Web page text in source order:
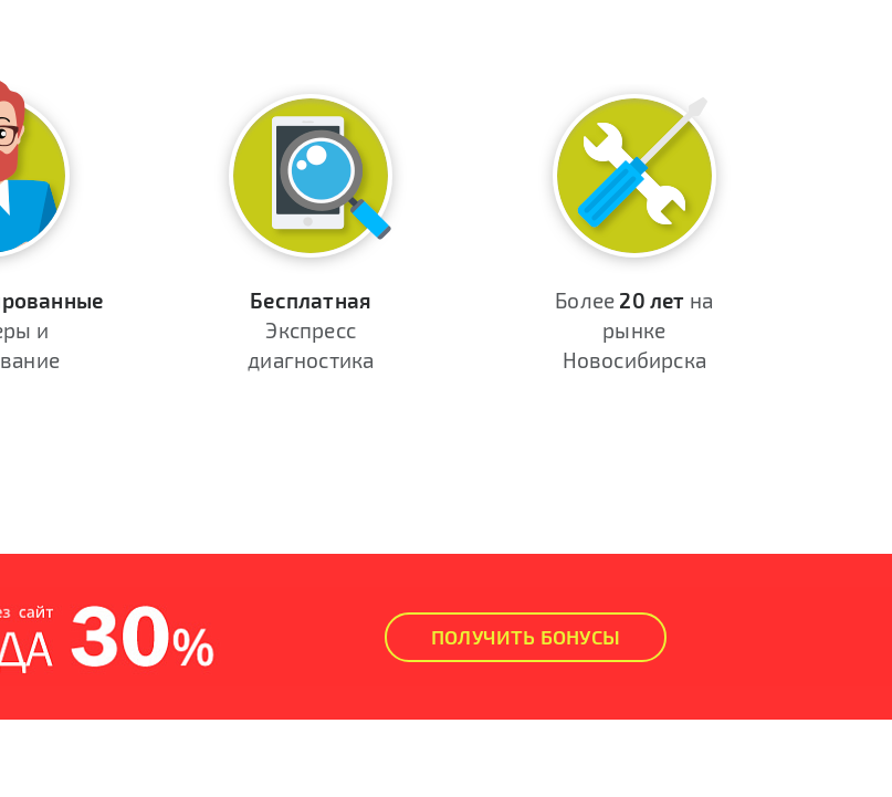
и
Бесплатная
Экспресс
диагностика
Более 20 лет на
рынке
Новосибирска
ПОЛУЧИТЬ БОНУСЫ